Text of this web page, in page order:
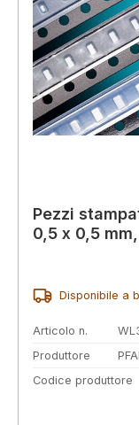
Pezzi
0,5 x 0,5
Disponibile a
Articolo n.
Produttore
Codice produttore